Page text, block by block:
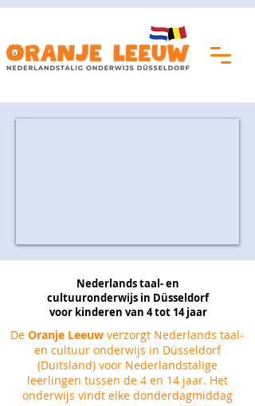
Nederlands taal- en
cultuuronderwijs in Düsseldorf
voor kinderen van 4 tot 14 jaar
De Oranje Leeuw verzorgt Nederlands taal-
en cultuur onderwijs in Düsseldorf
(Duitsland) voor Nederlandstalige
leerlingen tussen de 4 en 14 jaar. Het
onderwijs vindt elke donderdagmiddag